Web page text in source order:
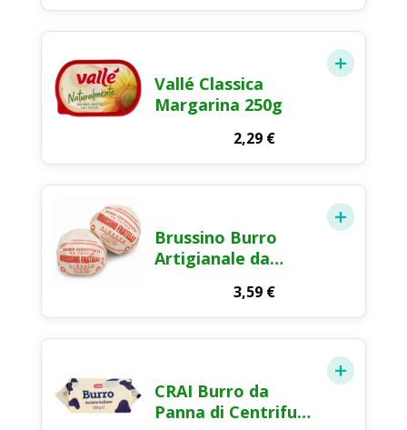
Vallé Classica
Margarina 250g
2,29 €
Brussino Burro
Artigianale da
Centrifugata 125g
3,59 €
CRAI Burro da
Panna di Centrifuga